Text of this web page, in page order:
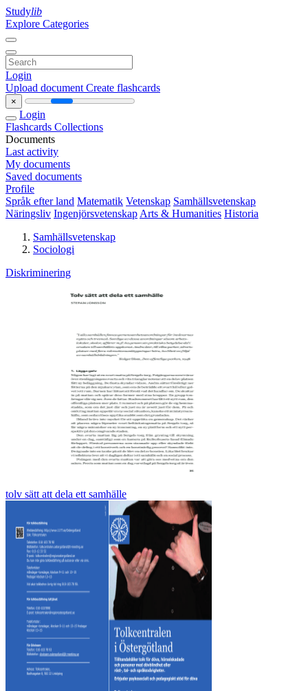
Studylib
Explore Categories
Login
Upload document Create flashcards
×
Login
Flashcards Collections
Documents
Last activity
My documents
Saved documents
Profile
Språk efter land Matematik Vetenskap Samhällsvetenskap
Näringsliv Ingenjörsvetenskap Arts & Humanities Historia
Samhällsvetenskap
Sociologi
Diskriminering
tolv sätt att dela ett samhälle